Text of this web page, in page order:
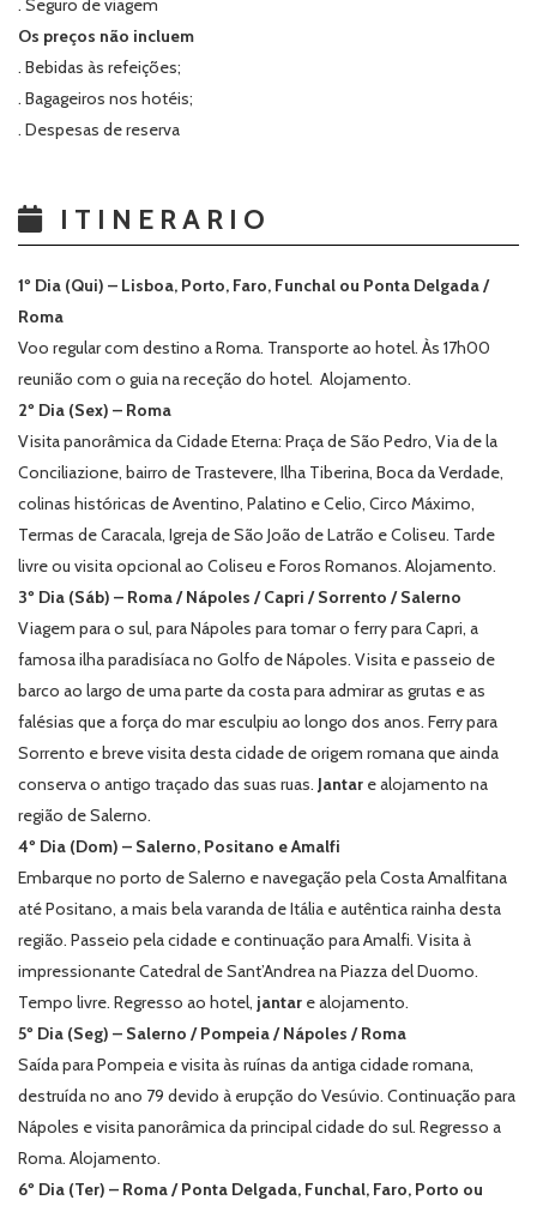
. Seguro de viagem
Os preços não incluem
. Bebidas às refeições;
. Bagageiros nos hotéis;
. Despesas de reserva
ITINERARIO
1º Dia (Qui) – Lisboa, Porto, Faro, Funchal ou Ponta Delgada /
Roma
Voo regular com destino a Roma. Transporte ao hotel. Às 17h00
reunião com o guia na receção do hotel. Alojamento.
2º Dia (Sex) – Roma
Visita panorâmica da Cidade Eterna: Praça de São Pedro, Via de la
Conciliazione, bairro de Trastevere, Ilha Tiberina, Boca da Verdade,
colinas históricas de Aventino, Palatino e Celio, Circo Máximo,
Termas de Caracala, Igreja de São João de Latrão e Coliseu. Tarde
livre ou visita opcional ao Coliseu e Foros Romanos. Alojamento.
3º Dia (Sáb) – Roma / Nápoles / Capri / Sorrento / Salerno
Viagem para o sul, para Nápoles para tomar o ferry para Capri, a
famosa ilha paradisíaca no Golfo de Nápoles. Visita e passeio de
barco ao largo de uma parte da costa para admirar as grutas e as
falésias que a força do mar esculpiu ao longo dos anos. Ferry para
Sorrento e breve visita desta cidade de origem romana que ainda
conserva o antigo traçado das suas ruas. Jantar e alojamento na
região de Salerno.
4º Dia (Dom) – Salerno, Positano e Amalfi
Embarque no porto de Salerno e navegação pela Costa Amalfitana
até Positano, a mais bela varanda de Itália e autêntica rainha desta
região. Passeio pela cidade e continuação para Amalfi. Visita à
impressionante Catedral de Sant’Andrea na Piazza del Duomo.
Tempo livre. Regresso ao hotel, jantar e alojamento.
5º Dia (Seg) – Salerno / Pompeia / Nápoles / Roma
Saída para Pompeia e visita às ruínas da antiga cidade romana,
destruída no ano 79 devido à erupção do Vesúvio. Continuação para
Nápoles e visita panorâmica da principal cidade do sul. Regresso a
Roma. Alojamento.
6º Dia (Ter) – Roma / Ponta Delgada, Funchal, Faro, Porto ou